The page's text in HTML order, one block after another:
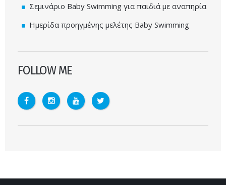
Σεμινάριο Baby Swimming για παιδιά με αναπηρία
Ημερίδα προηγμένης μελέτης Baby Swimming
FOLLOW ME